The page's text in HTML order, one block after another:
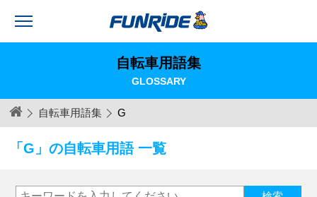
自転車用語集
GLOSSARY
自転車用語集 G
「G」の自転車用語 一覧